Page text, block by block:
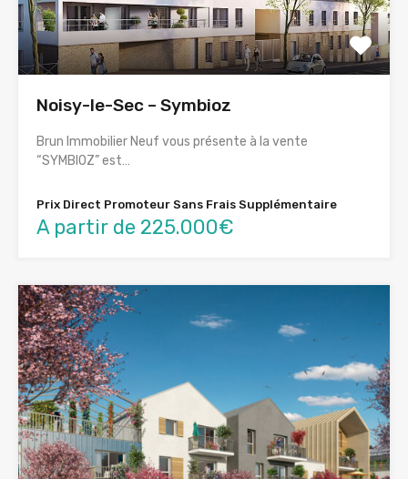
Noisy-le-Sec – Symbioz
Brun Immobilier Neuf vous présente à la vente
“SYMBIOZ” est…
Prix Direct Promoteur Sans Frais Supplémentaire
A partir de 225.000€